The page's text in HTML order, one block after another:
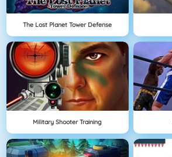
The Lost Planet Tower Defense
Military Shooter Training